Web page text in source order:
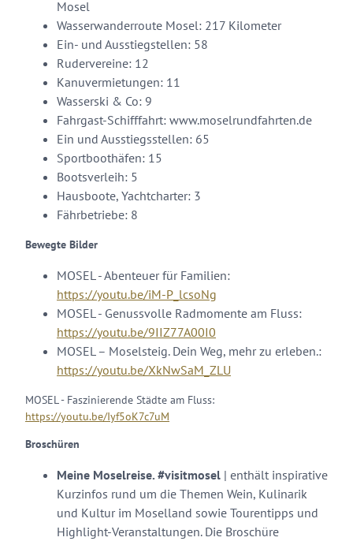
Mosel
Wasserwanderroute Mosel: 217 Kilometer
Ein- und Ausstiegstellen: 58
Rudervereine: 12
Kanuvermietungen: 11
Wasserski & Co: 9
Fahrgast-Schifffahrt: www.moselrundfahrten.de
Ein und Ausstiegsstellen: 65
Sportboothäfen: 15
Bootsverleih: 5
Hausboote, Yachtcharter: 3
Fährbetriebe: 8
Bewegte Bilder
MOSEL - Abenteuer für Familien:
https://youtu.be/iM-P_lcsoNg
MOSEL - Genussvolle Radmomente am Fluss:
https://youtu.be/9IIZ77A00I0
MOSEL – Moselsteig. Dein Weg, mehr zu erleben.:
https://youtu.be/XkNwSaM_ZLU
MOSEL - Faszinierende Städte am Fluss:
https://youtu.be/Iyf5oK7c7uM
Broschüren
Meine Moselreise. #visitmosel | enthält inspirative
Kurzinfos rund um die Themen Wein, Kulinarik
und Kultur im Moselland sowie Tourentipps und
Highlight-Veranstaltungen. Die Broschüre